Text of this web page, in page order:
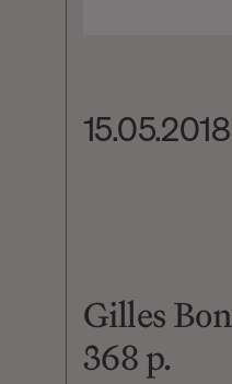
15.05.2018
Gilles
368 p.